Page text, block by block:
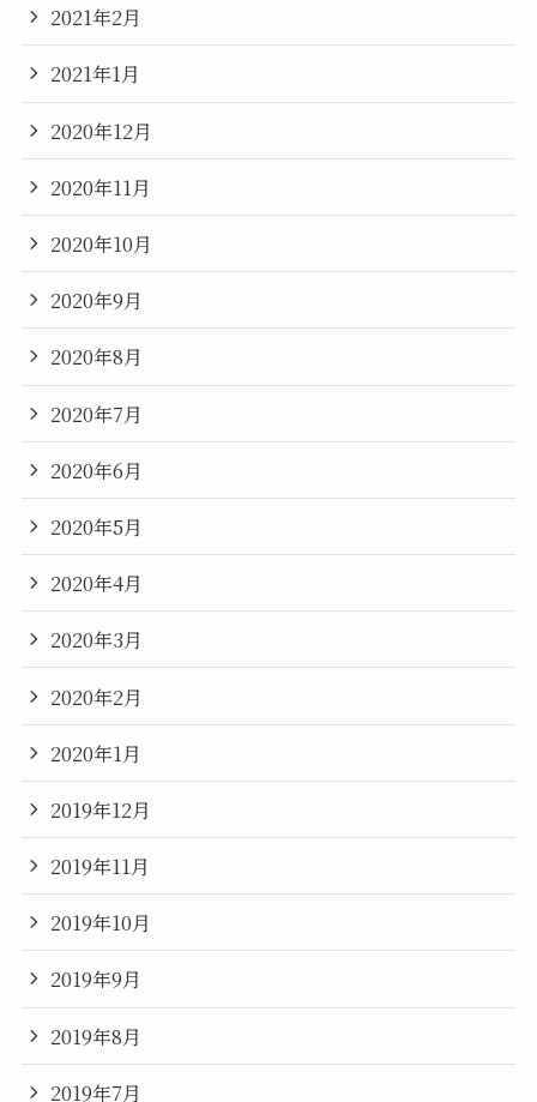
2021年2月
2021年1月
2020年12月
2020年11月
2020年10月
2020年9月
2020年8月
2020年7月
2020年6月
2020年5月
2020年4月
2020年3月
2020年2月
2020年1月
2019年12月
2019年11月
2019年10月
2019年9月
2019年8月
2019年7月